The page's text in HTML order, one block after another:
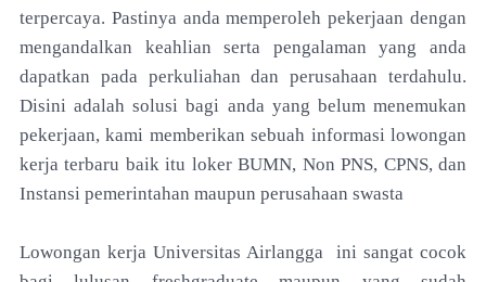
terpercaya. Pastinya anda memperoleh pekerjaan dengan
mengandalkan keahlian serta pengalaman yang anda
dapatkan pada perkuliahan dan perusahaan terdahulu.
Disini adalah solusi bagi anda yang belum menemukan
pekerjaan, kami memberikan sebuah informasi lowongan
kerja terbaru baik itu loker BUMN, Non PNS, CPNS, dan
Instansi pemerintahan maupun perusahaan swasta
Lowongan kerja Universitas Airlangga ini sangat cocok